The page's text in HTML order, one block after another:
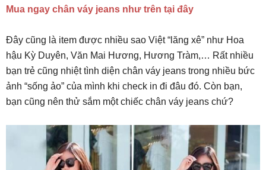
Mua ngay chân váy jeans như trên tại đây
Đây cũng là item được nhiều sao Việt “lăng xê” như Hoa
hậu Kỳ Duyên, Văn Mai Hương, Hương Tràm,… Rất nhiều
bạn trẻ cũng nhiệt tình diện chân váy jeans trong nhiều bức
ảnh “sống ảo” của mình khi check in đi đâu đó. Còn bạn,
bạn cũng nên thử sắm một chiếc chân váy jeans chứ?